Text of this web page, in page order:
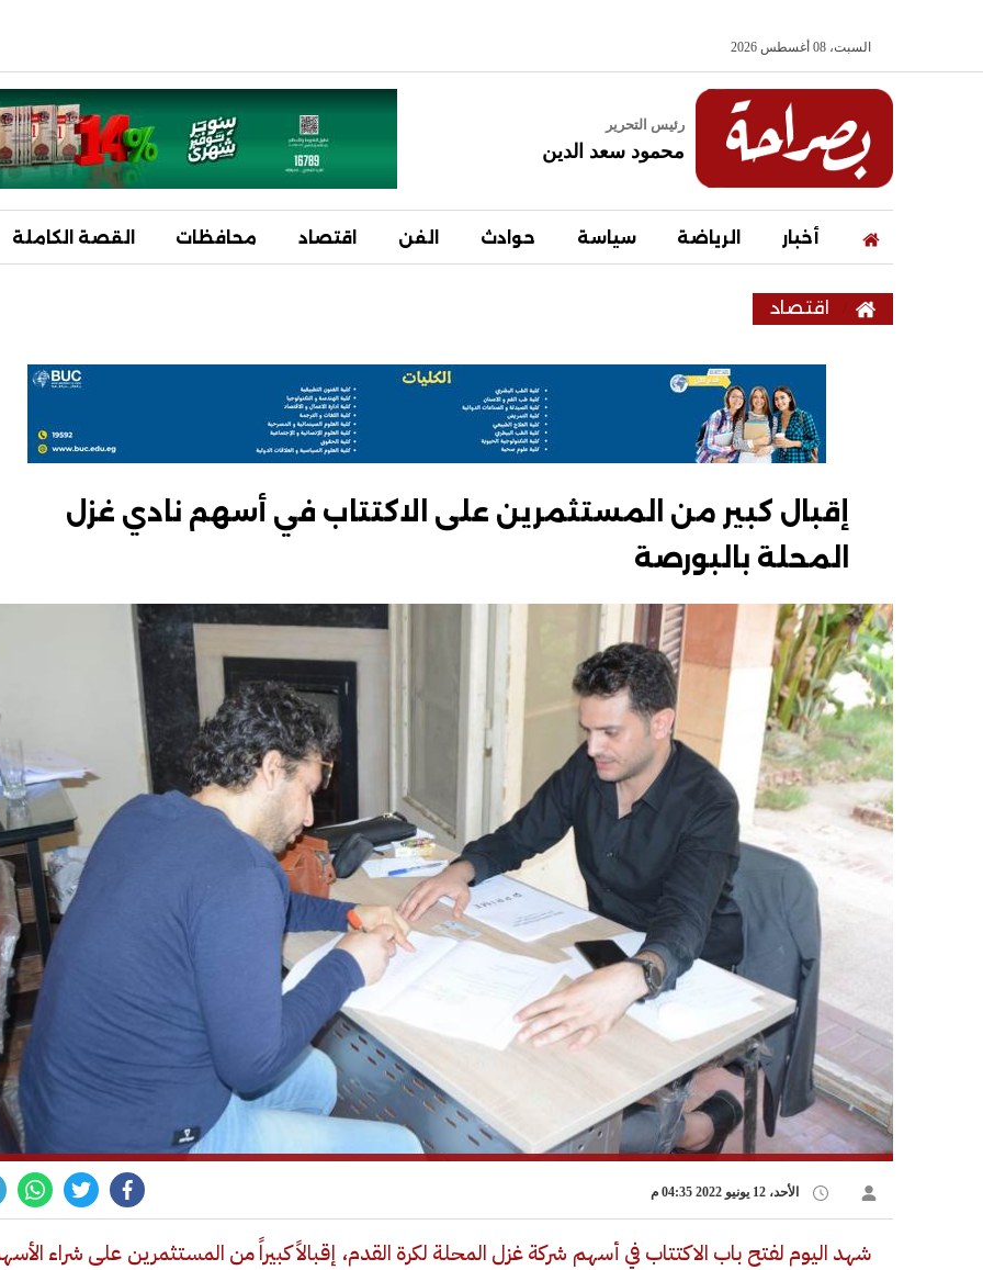
السبت، 08 أغسطس 2026
رئيس التحرير
محمود سعد الدين
أخبار الرياضة سياسة حوادث الفن اقتصاد محافظات القصة الكاملة
اقتصاد
إقبال كبير من المستثمرين على الاكتتاب في أسهم نادي غزل
المحلة بالبورصة
الأحد، 12 يونيو 2022 04:35 م
شهد اليوم لفتح باب الاكتتاب في أسهم شركة غزل المحلة لكرة القدم، إقبالاً كبيراً من المستثمرين على شراء